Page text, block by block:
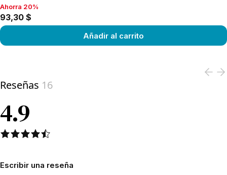
Ahorra 20%, 93,30 $
Ahorra 20%
93,30 $
Añadir al carrito
Reseñas 16
4.9
Escribir una reseña